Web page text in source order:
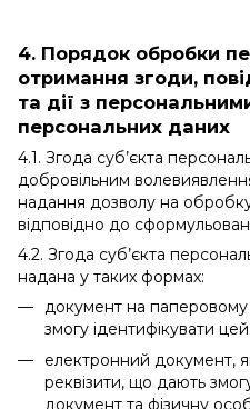
4. Порядок обробки
отримання згоди,
та дії з
персональних даних
4.1. Згода суб’єкта
добровільним
надання дозволу на
відповідно до
4.2. Згода суб’єкта
надана у таких формах:
документ на паперовому
змогу ідентифікувати
електронний документ,
реквізити, що дають
документ та фізичну